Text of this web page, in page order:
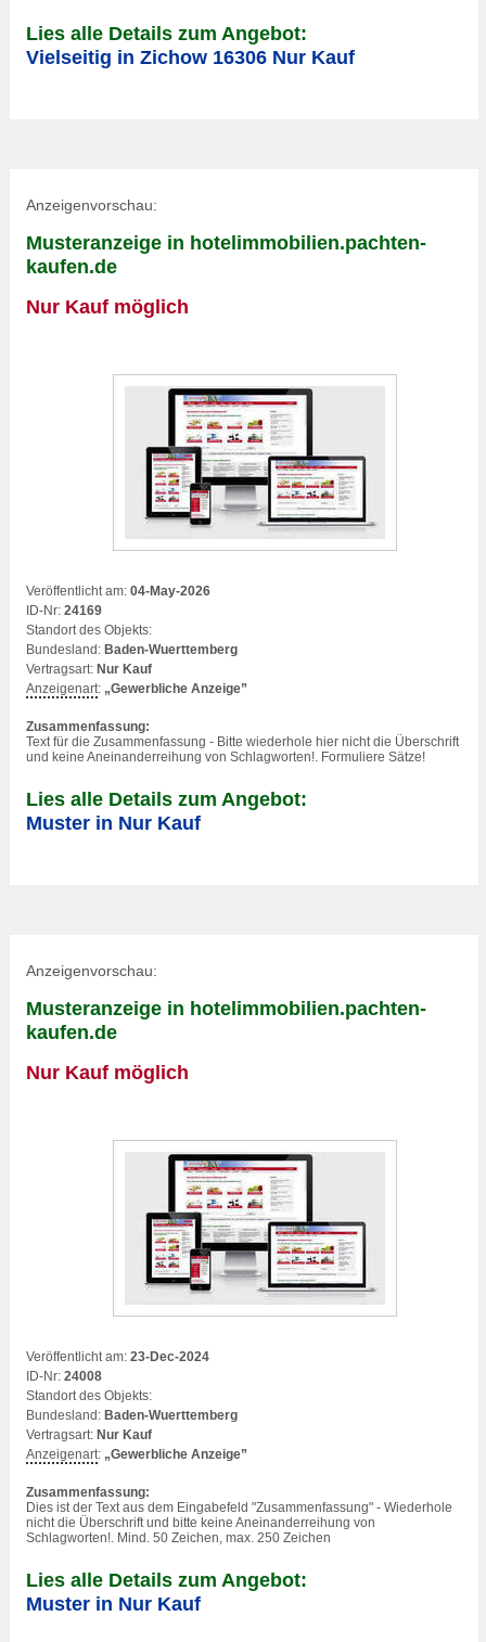
Lies alle Details zum Angebot:
Vielseitig in Zichow 16306 Nur Kauf
Anzeigenvorschau:
Musteranzeige in hotelimmobilien.pachten-
kaufen.de
Nur Kauf möglich
Veröffentlicht am: 04-May-2026
ID-Nr: 24169
Standort des Objekts:
Bundesland: Baden-Wuerttemberg
Vertragsart: Nur Kauf
Anzeigenart: „Gewerbliche Anzeige”
Zusammenfassung:
Text für die Zusammenfassung - Bitte wiederhole hier nicht die Überschrift
und keine Aneinanderreihung von Schlagworten!. Formuliere Sätze!
Lies alle Details zum Angebot:
Muster in Nur Kauf
Anzeigenvorschau:
Musteranzeige in hotelimmobilien.pachten-
kaufen.de
Nur Kauf möglich
Veröffentlicht am: 23-Dec-2024
ID-Nr: 24008
Standort des Objekts:
Bundesland: Baden-Wuerttemberg
Vertragsart: Nur Kauf
Anzeigenart: „Gewerbliche Anzeige”
Zusammenfassung:
Dies ist der Text aus dem Eingabefeld "Zusammenfassung" - Wiederhole
nicht die Überschrift und bitte keine Aneinanderreihung von
Schlagworten!. Mind. 50 Zeichen, max. 250 Zeichen
Lies alle Details zum Angebot:
Muster in Nur Kauf